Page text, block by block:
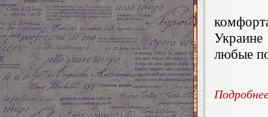
любые